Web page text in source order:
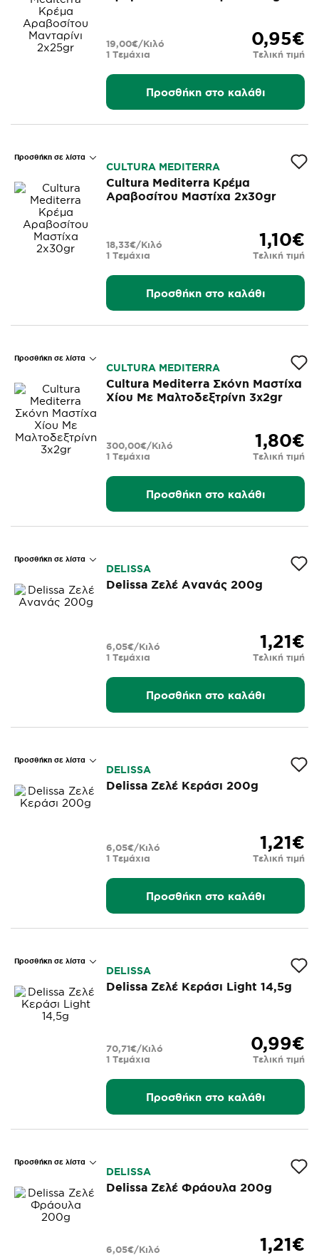
0,95€
Τελική τιμή
1 Τεμάχια
19,00€/Κιλό
Προσθήκη στο καλάθι
Προσθήκη σε λίστα
CULTURA MEDITERRA
Cultura Mediterra Κρέμα
Αραβοσίτου Μαστίχα 2x30gr
1,10€
Τελική τιμή
1 Τεμάχια
18,33€/Κιλό
Προσθήκη στο καλάθι
Προσθήκη σε λίστα
CULTURA MEDITERRA
Cultura Mediterra Σκόνη Μαστίχα
Χίου Με Μαλτοδεξτρίνη 3x2gr
1,80€
Τελική τιμή
1 Τεμάχια
300,00€/Κιλό
Προσθήκη στο καλάθι
Προσθήκη σε λίστα
DELISSA
Delissa Ζελέ Ανανάς 200g
1,21€
Τελική τιμή
1 Τεμάχια
6,05€/Κιλό
Προσθήκη στο καλάθι
Προσθήκη σε λίστα
DELISSA
Delissa Ζελέ Κεράσι 200g
1,21€
Τελική τιμή
1 Τεμάχια
6,05€/Κιλό
Προσθήκη στο καλάθι
Προσθήκη σε λίστα
DELISSA
Delissa Ζελέ Κεράσι Light 14,5g
0,99€
Τελική τιμή
1 Τεμάχια
70,71€/Κιλό
Προσθήκη στο καλάθι
Προσθήκη σε λίστα
DELISSA
Delissa Ζελέ Φράουλα 200g
1,21€
6,05€/Κιλό